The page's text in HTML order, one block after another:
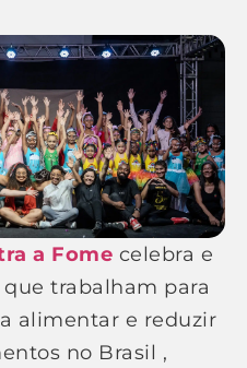
a Fome celebra e
trabalham para
alimentar e reduzir
no Brasil ,